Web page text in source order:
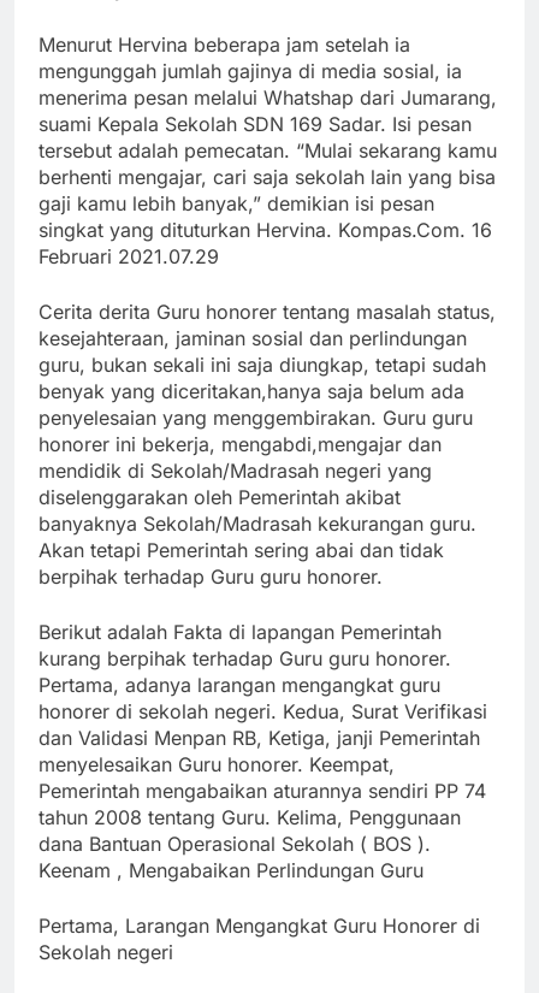
Menurut Hervina beberapa jam setelah ia
mengunggah jumlah gajinya di media sosial, ia
menerima pesan melalui Whatshap dari Jumarang,
suami Kepala Sekolah SDN 169 Sadar. Isi pesan
tersebut adalah pemecatan. “Mulai sekarang kamu
berhenti mengajar, cari saja sekolah lain yang bisa
gaji kamu lebih banyak,” demikian isi pesan
singkat yang dituturkan Hervina. Kompas.Com. 16
Februari 2021.07.29
Cerita derita Guru honorer tentang masalah status,
kesejahteraan, jaminan sosial dan perlindungan
guru, bukan sekali ini saja diungkap, tetapi sudah
benyak yang diceritakan,hanya saja belum ada
penyelesaian yang menggembirakan. Guru guru
honorer ini bekerja, mengabdi,mengajar dan
mendidik di Sekolah/Madrasah negeri yang
diselenggarakan oleh Pemerintah akibat
banyaknya Sekolah/Madrasah kekurangan guru.
Akan tetapi Pemerintah sering abai dan tidak
berpihak terhadap Guru guru honorer.
Berikut adalah Fakta di lapangan Pemerintah
kurang berpihak terhadap Guru guru honorer.
Pertama, adanya larangan mengangkat guru
honorer di sekolah negeri. Kedua, Surat Verifikasi
dan Validasi Menpan RB, Ketiga, janji Pemerintah
menyelesaikan Guru honorer. Keempat,
Pemerintah mengabaikan aturannya sendiri PP 74
tahun 2008 tentang Guru. Kelima, Penggunaan
dana Bantuan Operasional Sekolah ( BOS ).
Keenam , Mengabaikan Perlindungan Guru
Pertama, Larangan Mengangkat Guru Honorer di
Sekolah negeri